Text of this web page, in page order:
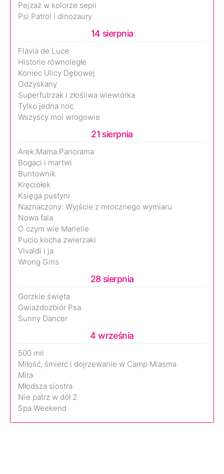
Pejzaż w kolorze sepii
Psi Patrol i dinozaury
14 sierpnia
Flavia de Luce
Historie równoległe
Koniec Ulicy Dębowej
Odzyskany
Superfutrzak i złośliwa wiewiórka
Tylko jedna noc
Wszyscy moi wrogowie
21 sierpnia
Arek.Mama.Panorama
Bogaci i martwi
Buntownik
Kręciołek
Księga pustyni
Naznaczony: Wyjście z mrocznego wymiaru
Nowa fala
O czym wie Marielle
Pucio kocha zwierzaki
Vivaldi i ja
Wrong Girls
28 sierpnia
Gorzkie święta
Gwiazdozbiór Psa
Sunny Dancer
4 września
500 mil
Miłość, śmierć i dojrzewanie w Camp Miasma
Mira
Młodsza siostra
Nie patrz w dół 2
Spa Weekend